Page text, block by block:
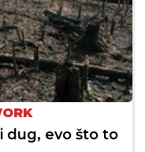
dug, evo što to